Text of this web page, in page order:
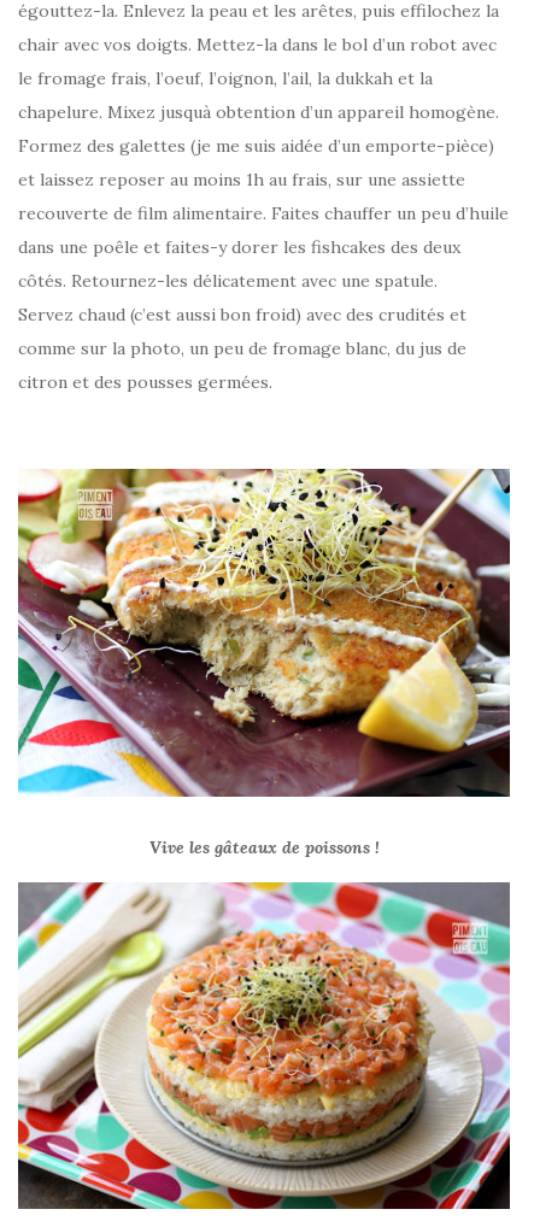
égouttez-la. Enlevez la peau et les arêtes, puis effilochez la
chair avec vos doigts. Mettez-la dans le bol d’un robot avec
le fromage frais, l’oeuf, l’oignon, l’ail, la dukkah et la
chapelure. Mixez jusquà obtention d’un appareil homogène.
Formez des galettes (je me suis aidée d’un emporte-pièce)
et laissez reposer au moins 1h au frais, sur une assiette
recouverte de film alimentaire. Faites chauffer un peu d’huile
dans une poêle et faites-y dorer les fishcakes des deux
côtés. Retournez-les délicatement avec une spatule.
Servez chaud (c’est aussi bon froid) avec des crudités et
comme sur la photo, un peu de fromage blanc, du jus de
citron et des pousses germées.
Vive les gâteaux de poissons !